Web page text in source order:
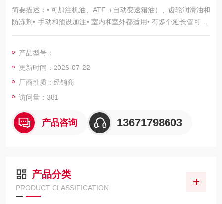
简要描述：• 可加注机油、ATF（自动变速箱油）、齿轮润滑油和
防冻剂• 手动和预设加注• 室内和室外都适用• 有多个延长管可选•
1,500 psi (103 bar)• 流量达 8 gpm (30 lpm)...
产品型号：
更新时间：2026-07-22
厂商性质：经销商
访问量：381
产品咨询 13671798603
产品分类
PRODUCT CLASSIFICATION